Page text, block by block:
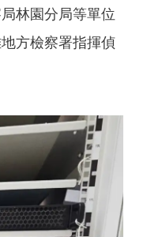
林園分局等單位
方檢察署指揮偵